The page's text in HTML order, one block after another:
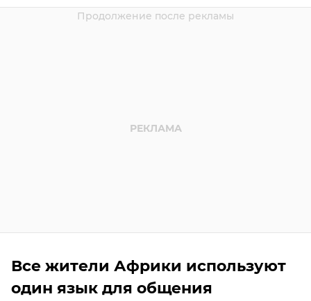
Все жители Африки используют
один язык для общения